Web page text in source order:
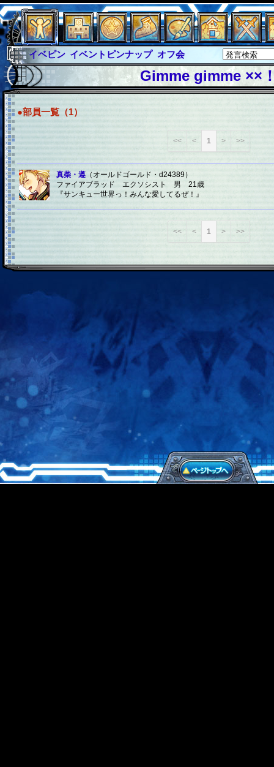
イベピン イベントピンナップ オフ会
グラシャ
グラシャ・ラボラス
グローバルジャスティス サイキックハーツ
サイキックハーツ大戦
シュラウド
ファイナル
アブソーバー
Gimme gimme ××
●部員一覧（1）
<< < 1 > >>
真柴・遵（オールドゴールド・d24389）
ファイアブラッド エクソシスト 男 21歳
『サンキュー世界っ！みんな愛してるぜ！』
<< < 1 > >>